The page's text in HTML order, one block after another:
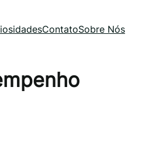
ContatoSobre Nós